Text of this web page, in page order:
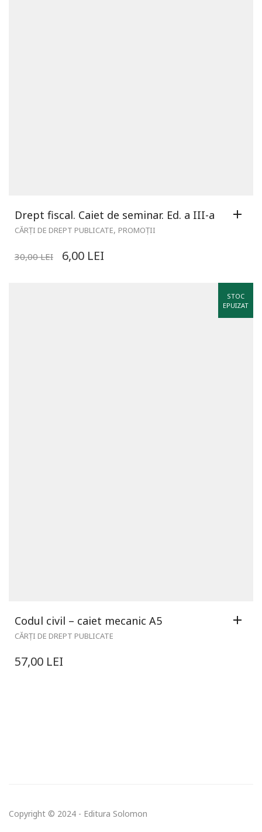
Drept fiscal. Caiet de seminar. Ed. a III-a
CĂRȚI DE DREPT PUBLICATE, PROMOȚII
30,00LEI 6,00 LEI
STOC
EPUIZAT
Codul civil – caiet mecanic A5
CĂRȚI DE DREPT PUBLICATE
57,00 LEI
Copyright © 2024 - Editura Solomon